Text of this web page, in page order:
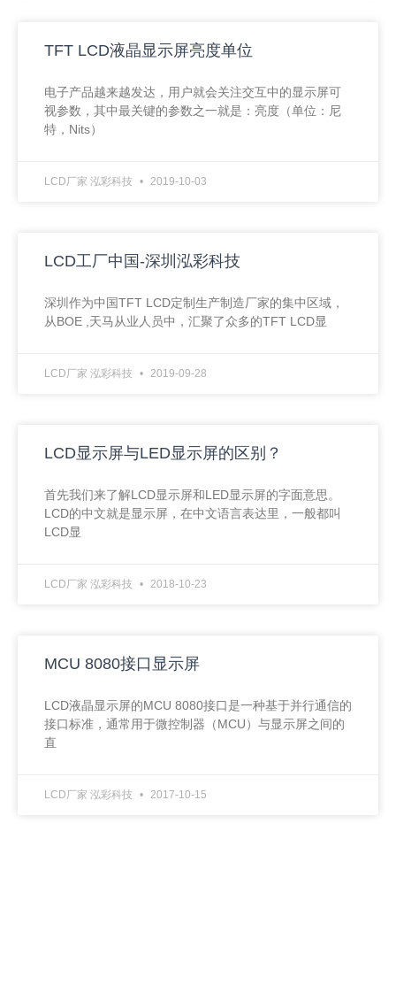
TFT LCD液晶显示屏亮度单位
电子产品越来越发达，用户就会关注交互中的显示屏可
视参数，其中最关键的参数之一就是：亮度（单位：尼
特，Nits）
LCD厂家 泓彩科技 2019-10-03
LCD工厂中国-深圳泓彩科技
深圳作为中国TFT LCD定制生产制造厂家的集中区域，
从BOE ,天马从业人员中，汇聚了众多的TFT LCD显
LCD厂家 泓彩科技 2019-09-28
LCD显示屏与LED显示屏的区别？
首先我们来了解LCD显示屏和LED显示屏的字面意思。
LCD的中文就是显示屏，在中文语言表达里，一般都叫
LCD显
LCD厂家 泓彩科技 2018-10-23
MCU 8080接口显示屏
LCD液晶显示屏的MCU 8080接口是一种基于并行通信的
接口标准，通常用于微控制器（MCU）与显示屏之间的
直
LCD厂家 泓彩科技 2017-10-15